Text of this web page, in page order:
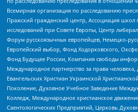
Всемирная организация по расследованию
Пражский гражданский центр, Ассоциация школ
исследований при Совете Европы, Центр
Форум русскоязычных европейцев, Немецко-
Европейский выбор, Фонд Ходорковского,
Фонд Будущее России, Компания свободы
Международное партнерство за права
Евангельских Христиан Украинской
Поколение, Духовное Учебное Заведение
Колледж, Международное христианское
Саентологических Предприятий, Церковь